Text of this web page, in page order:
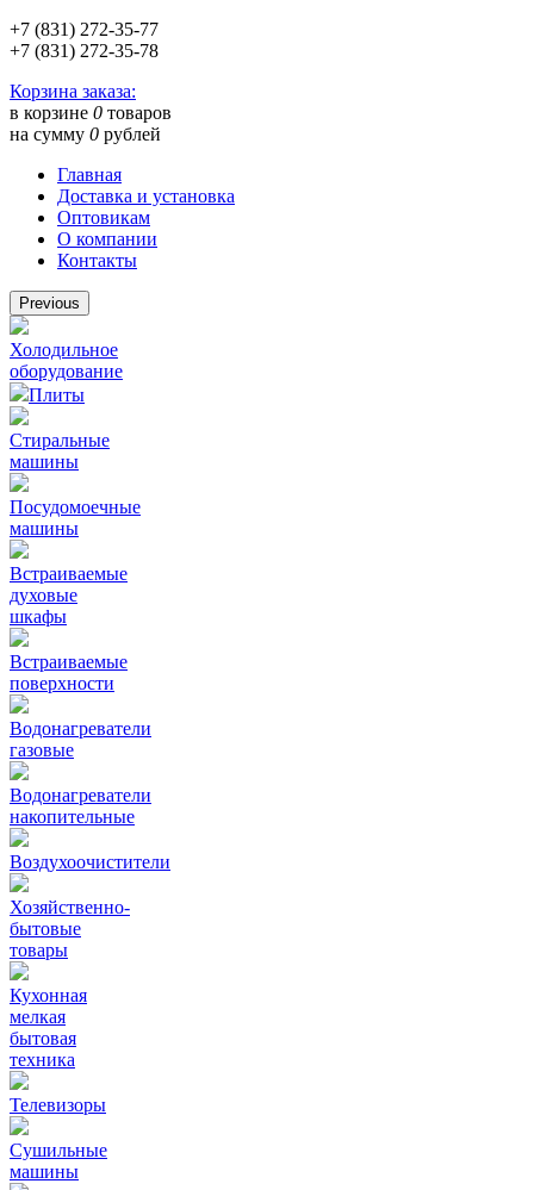
+7 (831) 272-35-77
+7 (831) 272-35-78
Корзина заказа:
в корзине 0 товаров
на сумму 0 рублей
Главная
Доставка и установка
Оптовикам
О компании
Контакты
Previous
Холодильное
оборудование
Плиты
Стиральные
машины
Посудомоечные
машины
Встраиваемые
духовые
шкафы
Встраиваемые
поверхности
Водонагреватели
газовые
Водонагреватели
накопительные
Воздухоочистители
Хозяйственно-
бытовые
товары
Кухонная
мелкая
бытовая
техника
Телевизоры
Сушильные
машины